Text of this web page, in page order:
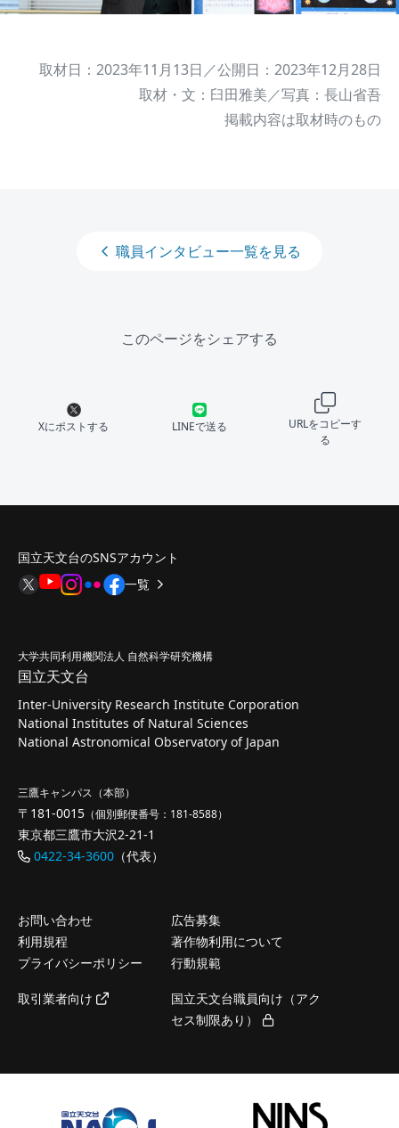
取材日：2023年11月13日／公開日：2023年12月28日
取材・文：臼田雅美／写真：長山省吾
掲載内容は取材時のもの
職員インタビュー一覧を見る
このページをシェアする
Xにポストする LINEで送る
URLをコピーす
る
国立天文台のSNSアカウント
一覧
大学共同利用機関法人 自然科学研究機構
国立天文台
Inter-University Research Institute Corporation
National Institutes of Natural Sciences
National Astronomical Observatory of Japan
三鷹キャンパス（本部）
〒181-0015 （個別郵便番号：181-8588）
東京都三鷹市大沢2-21-1
0422-34-3600 （代表）
お問い合わせ
広告募集
利用規程
著作物利用について
プライバシーポリシー
行動規範
取引業者向け
国立天文台職員向け（アク
セス制限あり）